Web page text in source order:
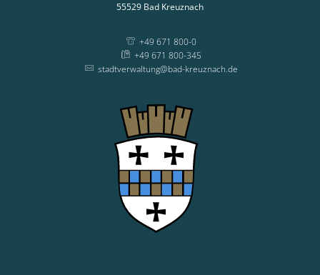
55529 Bad Kreuznach
+49 671 800-0
+49 671 800-345
stadtverwaltung@bad-kreuznach.de